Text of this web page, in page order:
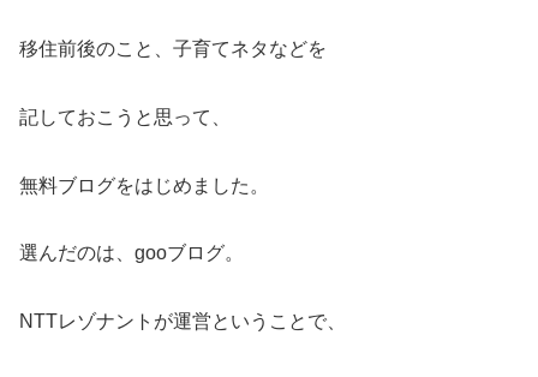
移住前後のこと、子育てネタなどを
記しておこうと思って、
無料ブログをはじめました。
選んだのは、gooブログ。
NTTレゾナントが運営ということで、